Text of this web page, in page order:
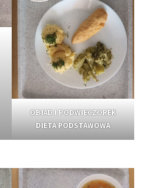
OBIAD I PODWIECZOREK
DIETA PODSTAWOWA